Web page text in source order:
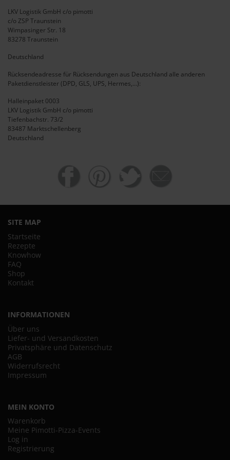
LKV Logistik GmbH c/o pimotti
c/o ZSP Traunstein
Wimpasinger Str. 18
83278 Traunstein
Deutschland
Rücksendeadresse für Rücksendungen aus Deutschland alle anderen
Paketdienstleister (DPD, GLS, UPS, Hermes,...):
Halleinpaket 0003
LKV Logistik GmbH c/o pimotti
Tiefenbachstr. 73/2
83487 Marktschellenberg
Deutschland
SITE MAP
Startseite
Rezepte
Knowhow
FAQ
Shop
Kontakt
INFORMATIONEN
Über uns
Liefer- und Versandkosten
Privatsphäre und Datenschutz
AGB
Widerrufsrecht
Impressum
MEIN KONTO
Warenkorb
Meine Pimotti-Pizza-Events
Log in
Registrierung